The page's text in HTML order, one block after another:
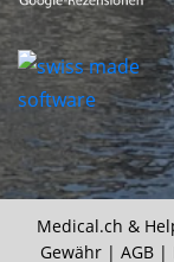
Medical.ch &
Gewähr | AGB|